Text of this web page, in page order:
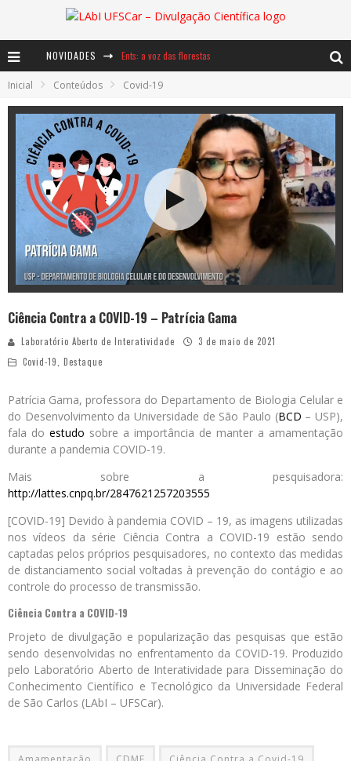
NOVIDADES Ents: a voz das florestas
Notáveis: Bertha Lutz
Baú de Histórias - A jamais imaginada aventura com os moinhos de vento
Inicial Conteúdos Covid-19
Ciência Contra a COVID-19 – Patrícia Gama
Laboratório Aberto de Interatividade
3 de maio de 2021
Covid-19
Destaque
Patrícia Gama, professora do Departamento de Biologia Celular e
do Desenvolvimento da Universidade de São Paulo (BCD – USP),
fala do estudo sobre a importância de manter a amamentação
durante a pandemia COVID-19.
Mais sobre a pesquisadora:
http://lattes.cnpq.br/2847621257203555
[COVID-19] Devido à pandemia COVID – 19, as imagens utilizadas
nos vídeos da série Ciência Contra a COVID-19 estão sendo
captadas pelos próprios pesquisadores, no contexto das medidas
de distanciamento social voltadas à prevenção do contágio e ao
controle do processo de transmissão.
Ciência Contra a COVID-19
Projeto de divulgação e popularização das pesquisas que estão
sendo desenvolvidas no enfrentamento da COVID-19. Produzido
pelo Laboratório Aberto de Interatividade para Disseminação do
Conhecimento Científico e Tecnológico da Universidade Federal
de São Carlos (LAbI – UFSCar).